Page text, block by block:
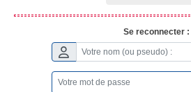
Se reconnecter :